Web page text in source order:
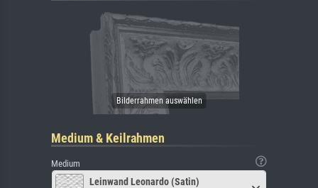
Medium & Keilrahmen
Medium
Leinwand Leonardo (Satin)